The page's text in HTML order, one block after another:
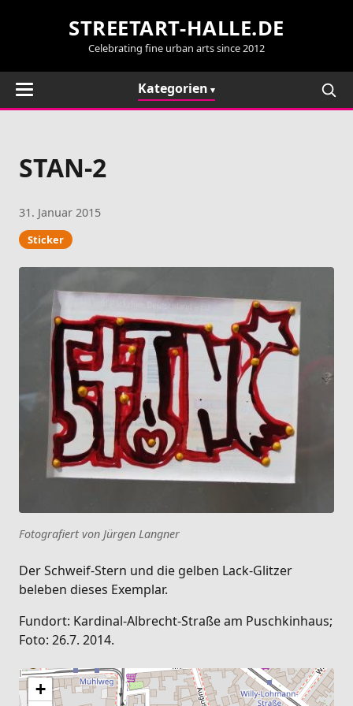
STREETART-HALLE.DE
Celebrating fine urban arts since 2012
Kategorien
STAN-2
31. Januar 2015
Sticker
Fotografiert von Jürgen Langner
Der Schweif-Stern und die gelben Lack-Glitzer
beleben dieses Exemplar.
Fundort: Kardinal-Albrecht-Straße am Puschkinhaus;
Foto: 26.7. 2014.
+